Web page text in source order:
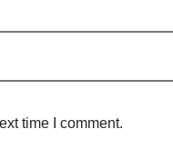
time I comment.